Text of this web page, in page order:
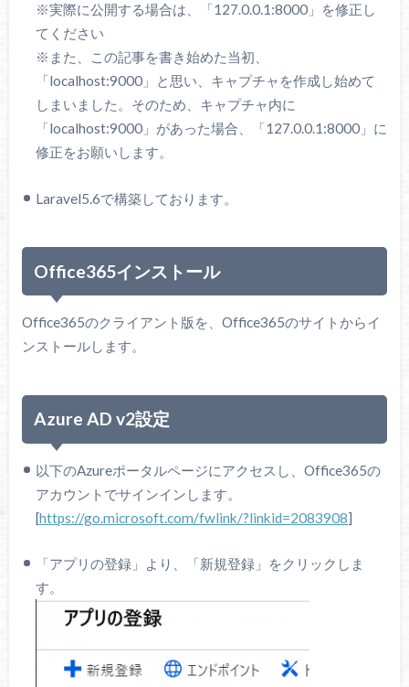
※実際に公開する場合は、「127.0.0.1:8000」を修正し
てください
※また、この記事を書き始めた当初、
「localhost:9000」と思い、キャプチャを作成し始めて
しまいました。そのため、キャプチャ内に
「localhost:9000」があった場合、「127.0.0.1:8000」に
修正をお願いします。
Laravel5.6で構築しております。
Office365インストール
Office365のクライアント版を、Office365のサイトからイ
ンストールします。
Azure AD v2設定
以下のAzureポータルページにアクセスし、Office365の
アカウントでサインインします。
[https://go.microsoft.com/fwlink/?linkid=2083908]
「アプリの登録」より、「新規登録」をクリックしま
す。